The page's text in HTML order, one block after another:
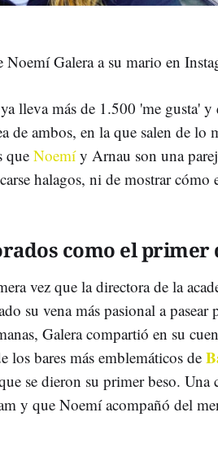
Galera a su mario en
lleva más de 1.500 'me gusta'
de ambos, en la que salen de lo
que Noemíy Arnau son una
halagos, ni de mostrar
como el primer
vez que la directora de la
su vena más pasional a pasear
Galera compartió en su
los bares más emblemáticos de
se dieron su primer beso.
y que Noemí acompañó del